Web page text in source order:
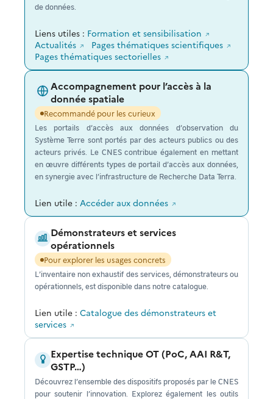
de données.
Liens utiles : Formation et sensibilisation
Actualités
Pages thématiques scientifiques
Pages thématiques sectorielles
Accompagnement pour l’accès à la
donnée spatiale
Recommandé pour les curieux
Les portails d’accès aux données d’observation du
Système Terre sont portés par des acteurs publics ou des
acteurs privés. Le CNES contribue également en mettant
en œuvre différents types de portail d’accès aux données,
en synergie avec l’infrastructure de Recherche Data Terra.
Lien utile : Accéder aux données
Démonstrateurs et services
opérationnels
Pour explorer les usages concrets
L’inventaire non exhaustif des services, démonstrateurs ou
opérationnels, est disponible dans notre catalogue.
Lien utile : Catalogue des démonstrateurs et
services
Expertise technique OT (PoC, AAI R&T,
GSTP…)
Découvrez l’ensemble des dispositifs proposés par le CNES
pour soutenir l’innovation. Explorez également les outils